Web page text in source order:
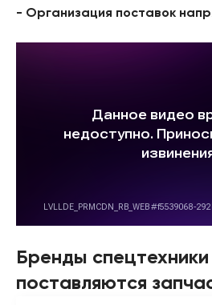
- Организация поставок
Бренды
поставляются